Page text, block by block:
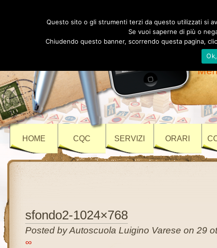
HOME CQC SERVIZI ORARI
sfondo2-1024×768
Posted by Autoscuola Luigino Varese on 29
∞
Questo sito o gli strumenti terzi da questo utilizzati si
Se vuoi saperne di più o
Chiudendo questo banner, scorrendo questa pagina,